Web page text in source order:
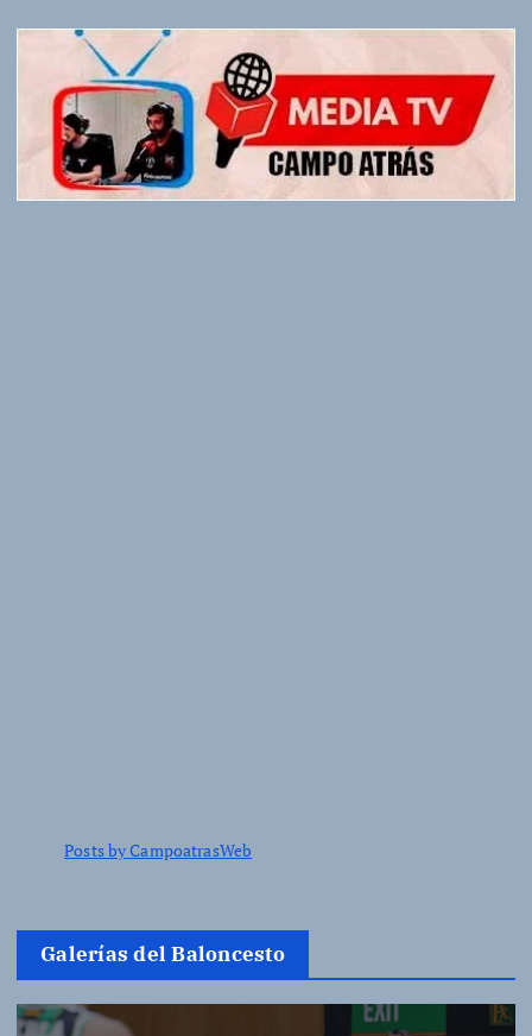
Posts by CampoatrasWeb
Galerías del Baloncesto